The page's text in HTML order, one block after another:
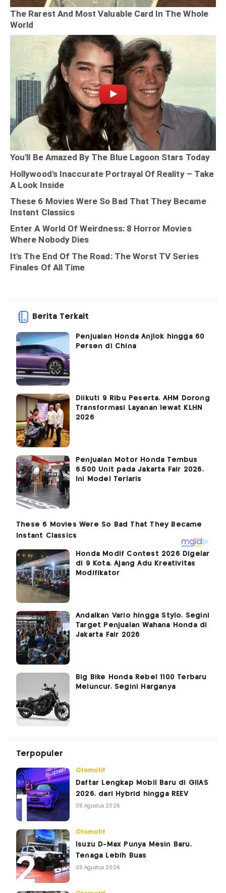
Berita Terkait
Penjualan Honda Anjlok hingga 60
Persen di China
Diikuti 9 Ribu Peserta, AHM Dorong
Transformasi Layanan lewat KLHN
2026
Penjualan Motor Honda Tembus
6.500 Unit pada Jakarta Fair 2026,
Ini Model Terlaris
Honda Modif Contest 2026 Digelar
di 9 Kota, Ajang Adu Kreativitas
Modifikator
Andalkan Vario hingga Stylo, Segini
Target Penjualan Wahana Honda di
Jakarta Fair 2026
Big Bike Honda Rebel 1100 Terbaru
Meluncur, Segini Harganya
Terpopuler
Otomotif
Daftar Lengkap Mobil Baru di GIIAS
2026, dari Hybrid hingga REEV
05 Agustus 2026
Otomotif
Isuzu D-Max Punya Mesin Baru,
Tenaga Lebih Buas
05 Agustus 2026